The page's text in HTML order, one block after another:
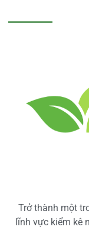
Trở thành một
lĩnh vực kiểm kê